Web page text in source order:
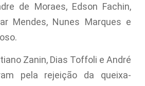
de Moraes, Edson Fachin,
Mendes, Nunes Marques e
Zanin, Dias Toffoli e André
pela rejeição da queixa-